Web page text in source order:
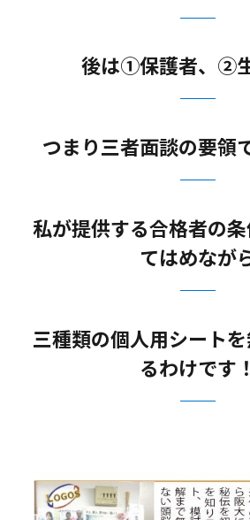
後は①保護者、②
つまり三者面談の要領
私が提供する合格者の
てはめなが
三種類の個人用シート
るわけです！